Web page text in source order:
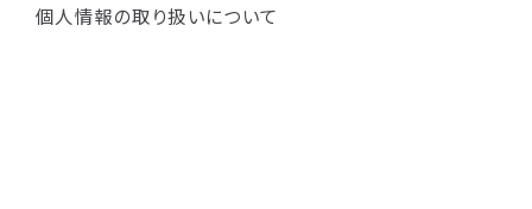
個人情報の取り扱いについて